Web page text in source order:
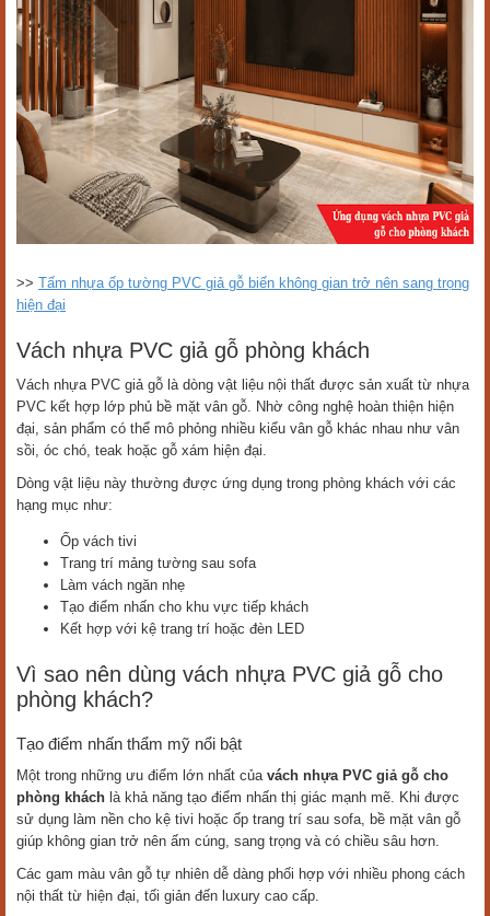
>> Tấm nhựa ốp tường PVC giả gỗ biến không gian trở nên sang trọng
hiện đại
Vách nhựa PVC giả gỗ phòng khách
Vách nhựa PVC giả gỗ là dòng vật liệu nội thất được sản xuất từ nhựa
PVC kết hợp lớp phủ bề mặt vân gỗ. Nhờ công nghệ hoàn thiện hiện
đại, sản phẩm có thể mô phỏng nhiều kiểu vân gỗ khác nhau như vân
sồi, óc chó, teak hoặc gỗ xám hiện đại.
Dòng vật liệu này thường được ứng dụng trong phòng khách với các
hạng mục như:
Ốp vách tivi
Trang trí mảng tường sau sofa
Làm vách ngăn nhẹ
Tạo điểm nhấn cho khu vực tiếp khách
Kết hợp với kệ trang trí hoặc đèn LED
Vì sao nên dùng vách nhựa PVC giả gỗ cho
phòng khách?
Tạo điểm nhấn thẩm mỹ nổi bật
Một trong những ưu điểm lớn nhất của vách nhựa PVC giả gỗ cho
phòng khách là khả năng tạo điểm nhấn thị giác mạnh mẽ. Khi được
sử dụng làm nền cho kệ tivi hoặc ốp trang trí sau sofa, bề mặt vân gỗ
giúp không gian trở nên ấm cúng, sang trọng và có chiều sâu hơn.
Các gam màu vân gỗ tự nhiên dễ dàng phối hợp với nhiều phong cách
nội thất từ hiện đại, tối giản đến luxury cao cấp.